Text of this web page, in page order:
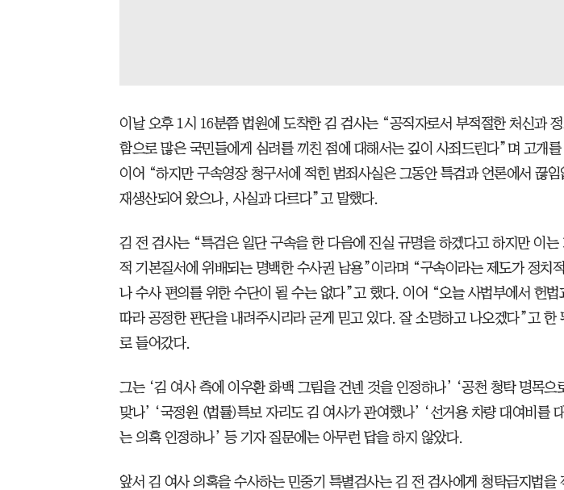
이날 오후 1시 16분쯤 법원에 도착한 김 검사는 “공직자로서 부적절한 처신과
함으로 많은 국민들에게 심려를 끼친 점에 대해서는 깊이 사죄드린다”며 고개를
이어 “하지만 구속영장 청구서에 적힌 범죄사실은 그동안 특검과 언론에서 끊임
재생산되어 왔으나, 사실과 다르다”고 말했다.
김 전 검사는 “특검은 일단 구속을 한 다음에 진실 규명을 하겠다고 하지만 이는
적 기본질서에 위배되는 명백한 수사권 남용”이라며 “구속이라는 제도가 정치
나 수사 편의를 위한 수단이 될 수는 없다”고 했다. 이어 “오늘 사법부에서 헌법
따라 공정한 판단을 내려주시리라 굳게 믿고 있다. 잘 소명하고 나오겠다”고 한
로 들어갔다.
그는 ‘김 여사 측에 이우환 화백 그림을 건넨 것을 인정하나’ ‘공천 청탁 명목으
맞나’ ‘국정원 (법률)특보 자리도 김 여사가 관여했나’ ‘선거용 차량 대여비를
는 의혹 인정하나’ 등 기자 질문에는 아무런 답을 하지 않았다.
앞서 김 여사 의혹을 수사하는 민중기 특별검사는 김 전 검사에게 청탁금지법을